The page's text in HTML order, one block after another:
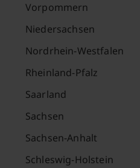
Vorpommern
Niedersachsen
Nordrhein-Westfalen
Rheinland-Pfalz
Saarland
Sachsen
Sachsen-Anhalt
Schleswig-Holstein